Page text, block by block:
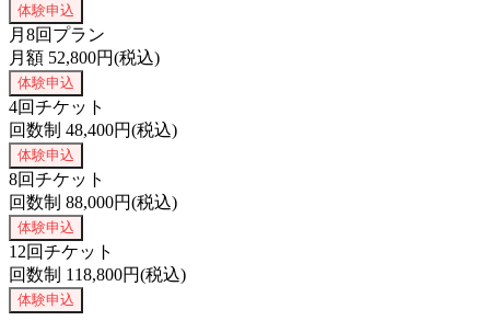
体験申込
月8回プラン
月額 52,800円(税込)
体験申込
4回チケット
回数制 48,400円(税込)
体験申込
8回チケット
回数制 88,000円(税込)
体験申込
12回チケット
回数制 118,800円(税込)
体験申込